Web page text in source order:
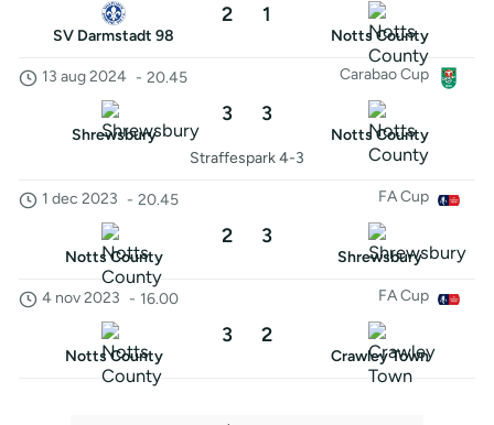
SV Darmstadt 98
2 1
Notts County
Carabao Cup
13 aug 2024 - 20.45
Shrewsbury
3 3
Notts County
Straffespark 4-3
FA Cup
1 dec 2023 - 20.45
Notts County
2 3
Shrewsbury
FA Cup
4 nov 2023 - 16.00
Notts County
3 2
Crawley Town